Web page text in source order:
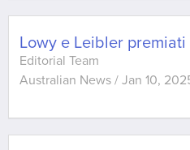
Lowy e Leibler
Editorial Team
Australian News / Jan 10,